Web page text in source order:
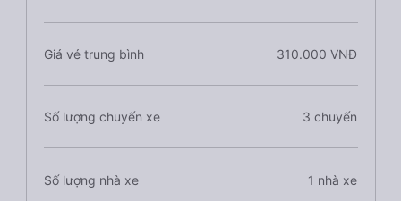
Giá vé trung bình 310.000 VNĐ
Số lượng chuyến xe 3 chuyến
Số lượng nhà xe 1 nhà xe